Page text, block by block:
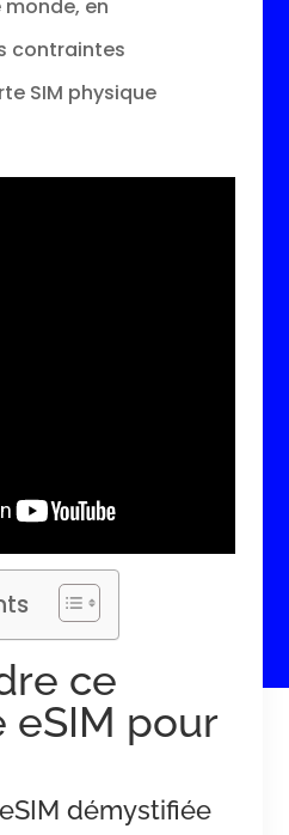
monde, en
contraintes
SIM physique
ce
eSIM pour
démystifiée